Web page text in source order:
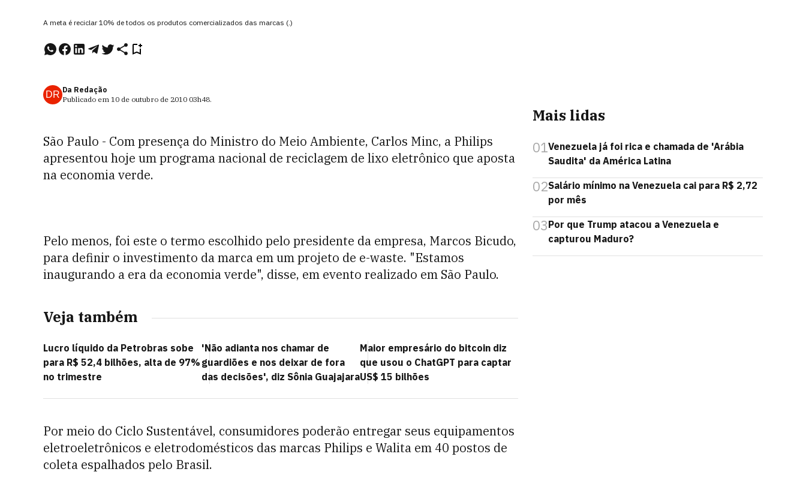
A meta é reciclar 10% de todos os produtos comercializados das marcas (.)
DR Da Redação
Publicado em 10 de outubro de 2010 03h48.
São Paulo - Com presença do Ministro do Meio Ambiente, Carlos Minc, a Philips
apresentou hoje um programa nacional de reciclagem de lixo eletrônico que aposta
na economia verde.
Pelo menos, foi este o termo escolhido pelo presidente da empresa, Marcos Bicudo,
para definir o investimento da marca em um projeto de e-waste. "Estamos
inaugurando a era da economia verde", disse, em evento realizado em São Paulo.
Veja também
Lucro líquido da Petrobras sobe
para R$ 52,4 bilhões, alta de 97%
no trimestre
'Não adianta nos chamar de
guardiões e nos deixar de fora
das decisões', diz Sônia Guajajara
Maior empresário do bitcoin diz
que usou o ChatGPT para captar
US$ 15 bilhões
Por meio do Ciclo Sustentável, consumidores poderão entregar seus equipamentos
eletroeletrônicos e eletrodomésticos das marcas Philips e Walita em 40 postos de
coleta espalhados pelo Brasil.
Mais lidas
01Venezuela já foi rica e chamada de 'Arábia
Saudita' da América Latina
02Salário mínimo na Venezuela cai para R$ 2,72
por mês
03Por que Trump atacou a Venezuela e
capturou Maduro?